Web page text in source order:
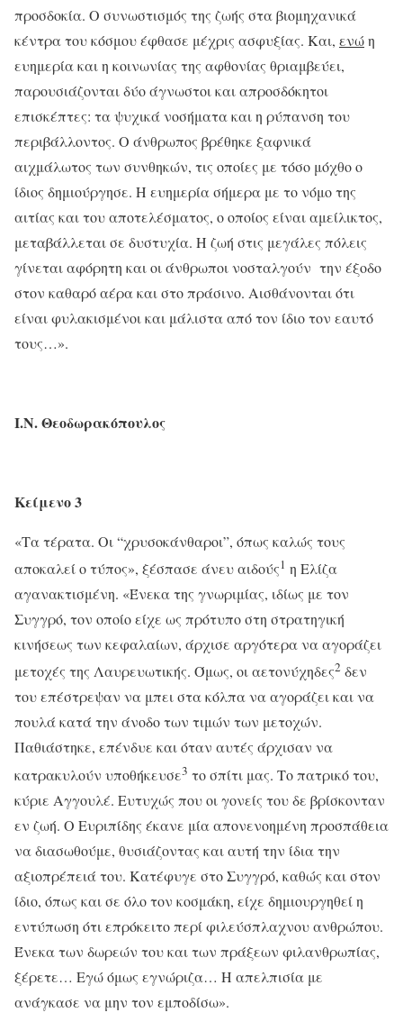
προσδοκία. Ο συνωστισμός της ζωής στα βιομηχανικά
κέντρα του κόσμου έφθασε μέχρις ασφυξίας. Και, ενώη
ευημερία και η κοινωνίας της αφθονίας θριαμβεύει,
παρουσιάζονται δύο άγνωστοι και απροσδόκητοι
επισκέπτες: τα ψυχικά νοσήματα και η ρύπανση του
περιβάλλοντος. Ο άνθρωπος βρέθηκε ξαφνικά
αιχμάλωτος των συνθηκών, τις οποίες με τόσο μόχθο ο
ίδιος δημιούργησε. Η ευημερία σήμερα με το νόμο της
αιτίας και του αποτελέσματος, ο οποίος είναι αμείλικτος,
μεταβάλλεται σε δυστυχία. Η ζωή στις μεγάλες πόλεις
γίνεται αφόρητη και οι άνθρωποι νοσταλγούν την έξοδο
στον καθαρό αέρα και στο πράσινο. Αισθάνονται ότι
είναι φυλακισμένοι και μάλιστα από τον ίδιο τον εαυτό
τους…».
Ι.Ν. Θεοδωρακόπουλος
Κείμενο 3
«Τα τέρατα. Οι “χρυσοκάνθαροι”, όπως καλώς τους
αποκαλεί ο τύπος», ξέσπασε άνευ αιδούς1 η Ελίζα
αγανακτισμένη. «Ένεκα της γνωριμίας, ιδίως με τον
Συγγρό, τον οποίο είχε ως πρότυπο στη στρατηγική
κινήσεως των κεφαλαίων, άρχισε αργότερα να αγοράζει
μετοχές της Λαυρευωτικής. Όμως, οι αετονύχηδες2 δεν
του επέστρεψαν να μπει στα κόλπα να αγοράζει και να
πουλά κατά την άνοδο των τιμών των μετοχών.
Παθιάστηκε, επένδυε και όταν αυτές άρχισαν να
κατρακυλούν υποθήκευσε3 το σπίτι μας. Το πατρικό του,
κύριε Αγγουλέ. Ευτυχώς που οι γονείς του δε βρίσκονταν
εν ζωή. Ο Ευριπίδης έκανε μία απονενοημένη προσπάθεια
να διασωθούμε, θυσιάζοντας και αυτή την ίδια την
αξιοπρέπειά του. Κατέφυγε στο Συγγρό, καθώς και στον
ίδιο, όπως και σε όλο τον κοσμάκη, είχε δημιουργηθεί η
εντύπωση ότι επρόκειτο περί φιλεύσπλαχνου ανθρώπου.
Ένεκα των δωρεών του και των πράξεων φιλανθρωπίας,
ξέρετε… Εγώ όμως εγνώριζα… Η απελπισία με
ανάγκασε να μην τον εμποδίσω».